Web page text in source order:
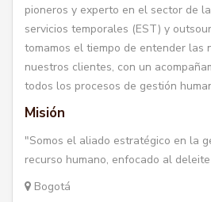
pioneros y experto en el sector de
servicios temporales (EST) y
tomamos el tiempo de entender las
nuestros clientes, con un
todos los procesos de gestión
Misión
"Somos el aliado estratégico en la
recurso humano, enfocado al
Bogotá